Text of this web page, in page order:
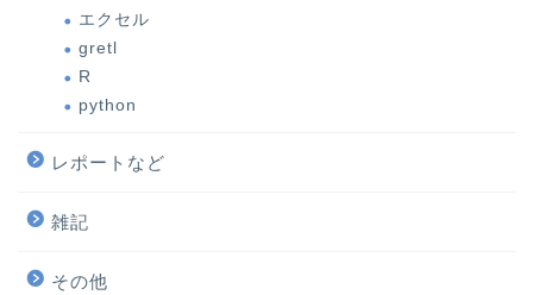
エクセル
gretl
R
python
レポートなど
雑記
その他